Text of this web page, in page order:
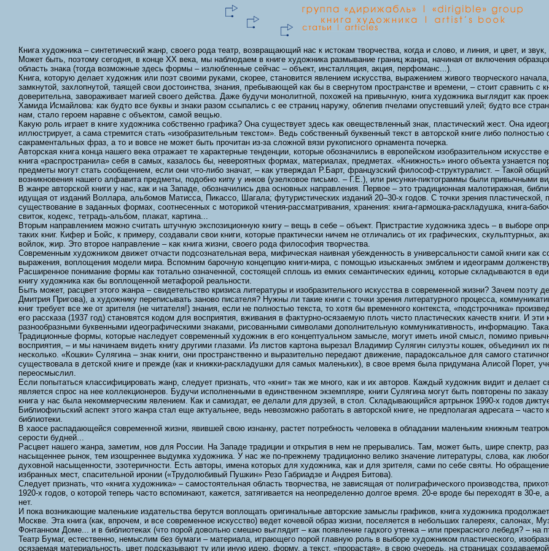
Книга художника – синтетический жанр, своего рода театр, возвращающий нас к истокам творчества, когда и слово, и линия, и цвет, и
Может быть, поэтому сегодня, в конце XX века, мы наблюдаем в книге художника размывание границ жанра, начиная от включения
область знака (тогда возможные здесь формы – излюбленные сейчас – объект, инсталляция, акция, перфоманс...).
Книга, которую делает художник или поэт своими руками, скорее, становится явлением искусства, выражением живого творческого
замкнутой, захлопнутой, таящей свои достоинства, знания, пребывающей как бы в свернутом пространстве и времени, – стоит сравнить с
доверительна, завораживает магией своего действа. Даже будучи монолитной, похожей на привычную, книга художника выглядит как
Хамида Исмайлова: как будто все буквы и знаки разом ссыпались с ее страниц наружу, облепив пчелами опустевший улей; будто все
нам, стало героем наравне с объектом, самой вещью.
Какую роль играет в книге художника собственно графика? Она существует здесь как овеществленный знак, пластический жест. Она
иллюстрирует, а сама стремится стать «изобразительным текстом». Ведь собственный буквенный текст в авторской книге либо полностью
сакраментальных фраз, а то и вовсе не может быть прочитан из-за сложной вязи рукописного орнамента почерка.
Авторская книга конца нашего века отражает те характерные тенденции, которые обозначились в европейском изобразительном
книга «распространила» себя в самых, казалось бы, невероятных формах, материалах, предметах. «Книжность» иного объекта узнается
предметы могут стать сообщением, если они что-либо значат, – как утверждал Р.Барт, французский философ-структуралист. – Такой
возникновения нашего алфавита предметы, подобно кипу у инков (узелковое письмо. – Г.Е.), или рисунки-пиктограммы были привычными
В жанре авторской книги у нас, как и на Западе, обозначились два основных направления. Первое – это традиционная малотиражная,
идущая от изданий Воллара, альбомов Матисса, Пикассо, Шагала; футуристических изданий 20–30-х годов. С точки зрения пластической,
существование в заданных формах, соотнесенных с моторикой чтения-рассматривания, хранения: книга-гармошка-раскладушка, книга-
свиток, кодекс, тетрадь-альбом, плакат, картина...
Вторым направлением можно считать штучную экспозиционную книгу – вещь в себе – объект. Пристрастие художника здесь – в выборе
таких книг. Кифер и Бойс, к примеру, создавали свои книги, которые практически ничем не отличались от их графических, скульптурных,
войлок, жир. Это второе направление – как книга жизни, своего рода философия творчества.
Современным художником движет отчасти подсознательная вера, мифическая наивная убежденность в универсальности самой книги как
выражения, воплощения модели мира. Вспомним барочную концепцию книги-мира, с помощью изысканных эмблем и идеограмм
Расширенное понимание формы как тотально означенной, состоящей сплошь из емких семантических единиц, которые складываются в
книгу художника как бы воплощенной метафорой реальности.
Быть может, расцвет этого жанра – свидетельство кризиса литературы и изобразительного искусства в современной жизни? Зачем
Дмитрия Пригова), а художнику переписывать заново писателя? Нужны ли такие книги с точки зрения литературного процесса,
книг требует все же от зрителя (не читателя!) знания, если не полностью текста, то хотя бы временного контекста, «подстрочника»
его рассказа (1937 год) становятся кодом для восприятия, вживания в фактурно-осязаемую плоть чисто пластических качеств книги. И
разнообразными буквенными идеографическими знаками, рисованными символами дополнительную коммуникативность, информацию.
Традиционные формы, которые наследует современный художник в его концептуальном замысле, могут иметь иной смысл, помимо
восприятия, – и мы начинаем видеть книгу другими глазами. Из листов картона вырезал Владимир Сулягин силуэты кошек, объединил их
несколько. «Кошки» Сулягина – знак книги, они пространственно и выразительно передают движение, парадоксальное для самого
существовала в детской книге и прежде (как и книжки-раскладушки для самых маленьких), в свое время была придумана Алисой Порет,
переосмыслил.
Если попытаться классифицировать жанр, следует признать, что «книг» так же много, как и их авторов. Каждый художник видит и делает
является спрос на нее коллекционеров. Будучи исполненными в единственном экземпляре, книги Сулягина могут быть повторены по
книга у нас была некоммерческим явлением. Как и самиздат, ее делали для друзей, в стол. Складывающийся артрынок 1990-х годов
Библиофильский аспект этого жанра стал еще актуальнее, ведь невозможно работать в авторской книге, не предполагая адресата – часто
библиотеки.
В хаосе распадающейся современной жизни, явившей свою изнанку, растет потребность человека в обладании маленьким книжным
серости будней...
Расцвет нашего жанра, заметим, нов для России. На Западе традиции и открытия в нем не прерывались. Там, может быть, шире спектр,
насыщеннее рынок, тем изощреннее выдумка художника. У нас же по-прежнему традиционно велико значение литературы, слова, как
духовной насыщенности, эзотеричности. Есть авторы, имена которых для художника, как и для зрителя, сами по себе святы. Но
избранных мест, спасительной иронии («Трудолюбивый Пушкин» Резо Габриадзе и Андрея Битова).
Следует признать, что «книга художника» – самостоятельная область творчества, не зависящая от полиграфического производства,
1920-х годов, о которой теперь часто вспоминают, кажется, затягивается на неопределенно долгое время. 20-е вроде бы переходят в 30-
нет.
И пока возникающие маленькие издательства берутся воплощать оригинальные авторские замыслы графиков, книга художника
Москве. Эта книга (как, впрочем, и все современное искусство) ведет кочевой образ жизни, поселяется в небольших галереях, салонах,
Фонтанном Доме... и в библиотеках (что порой довольно смешно выглядит – как появление гадкого утенка – или прекрасного лебедя? – на
Театр Бумаг, естественно, немыслим без бумаги – материала, играющего порой главную роль в выборе художником пластического,
осязаемая материальность, цвет подсказывают ту или иную идею, форму, а текст, «прорастая», в свою очередь, на страницах